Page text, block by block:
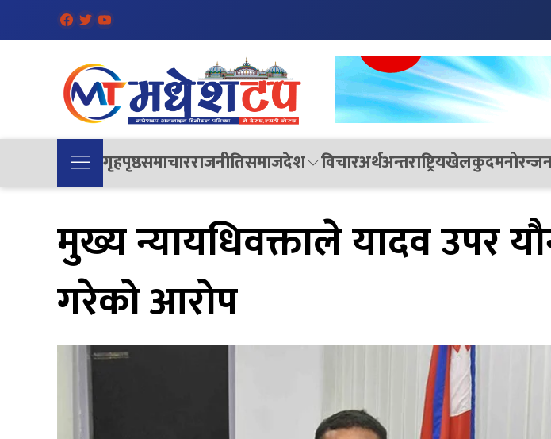
गृहपृष्ठसमाचारराजनीतिसमाजदेश विचारअर्थअन्तराष्ट्रियखेलकुद
मुख्य न्यायधिवक्ताले यादव उपर
गरेको आरोप